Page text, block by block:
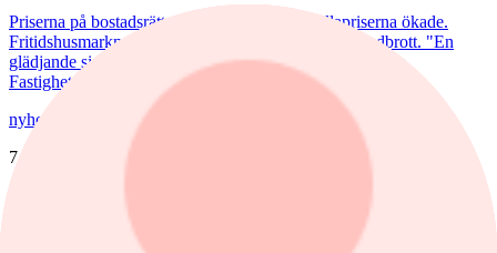
Priserna på bostadsrätter sjönk i juli medan villapriserna ökade.
Fritidshusmarknaden bjöd samtidigt på månadens tredbrott. "En
glädjande signal", menar Liza Nyberg, tf VD för Svensk
Fastighetsförmedling.
nyheter
Aktierekommendationer
7 augusti, 08:39
Citigroup sänker riktkursen för Novo Nordisk. Här är dagens